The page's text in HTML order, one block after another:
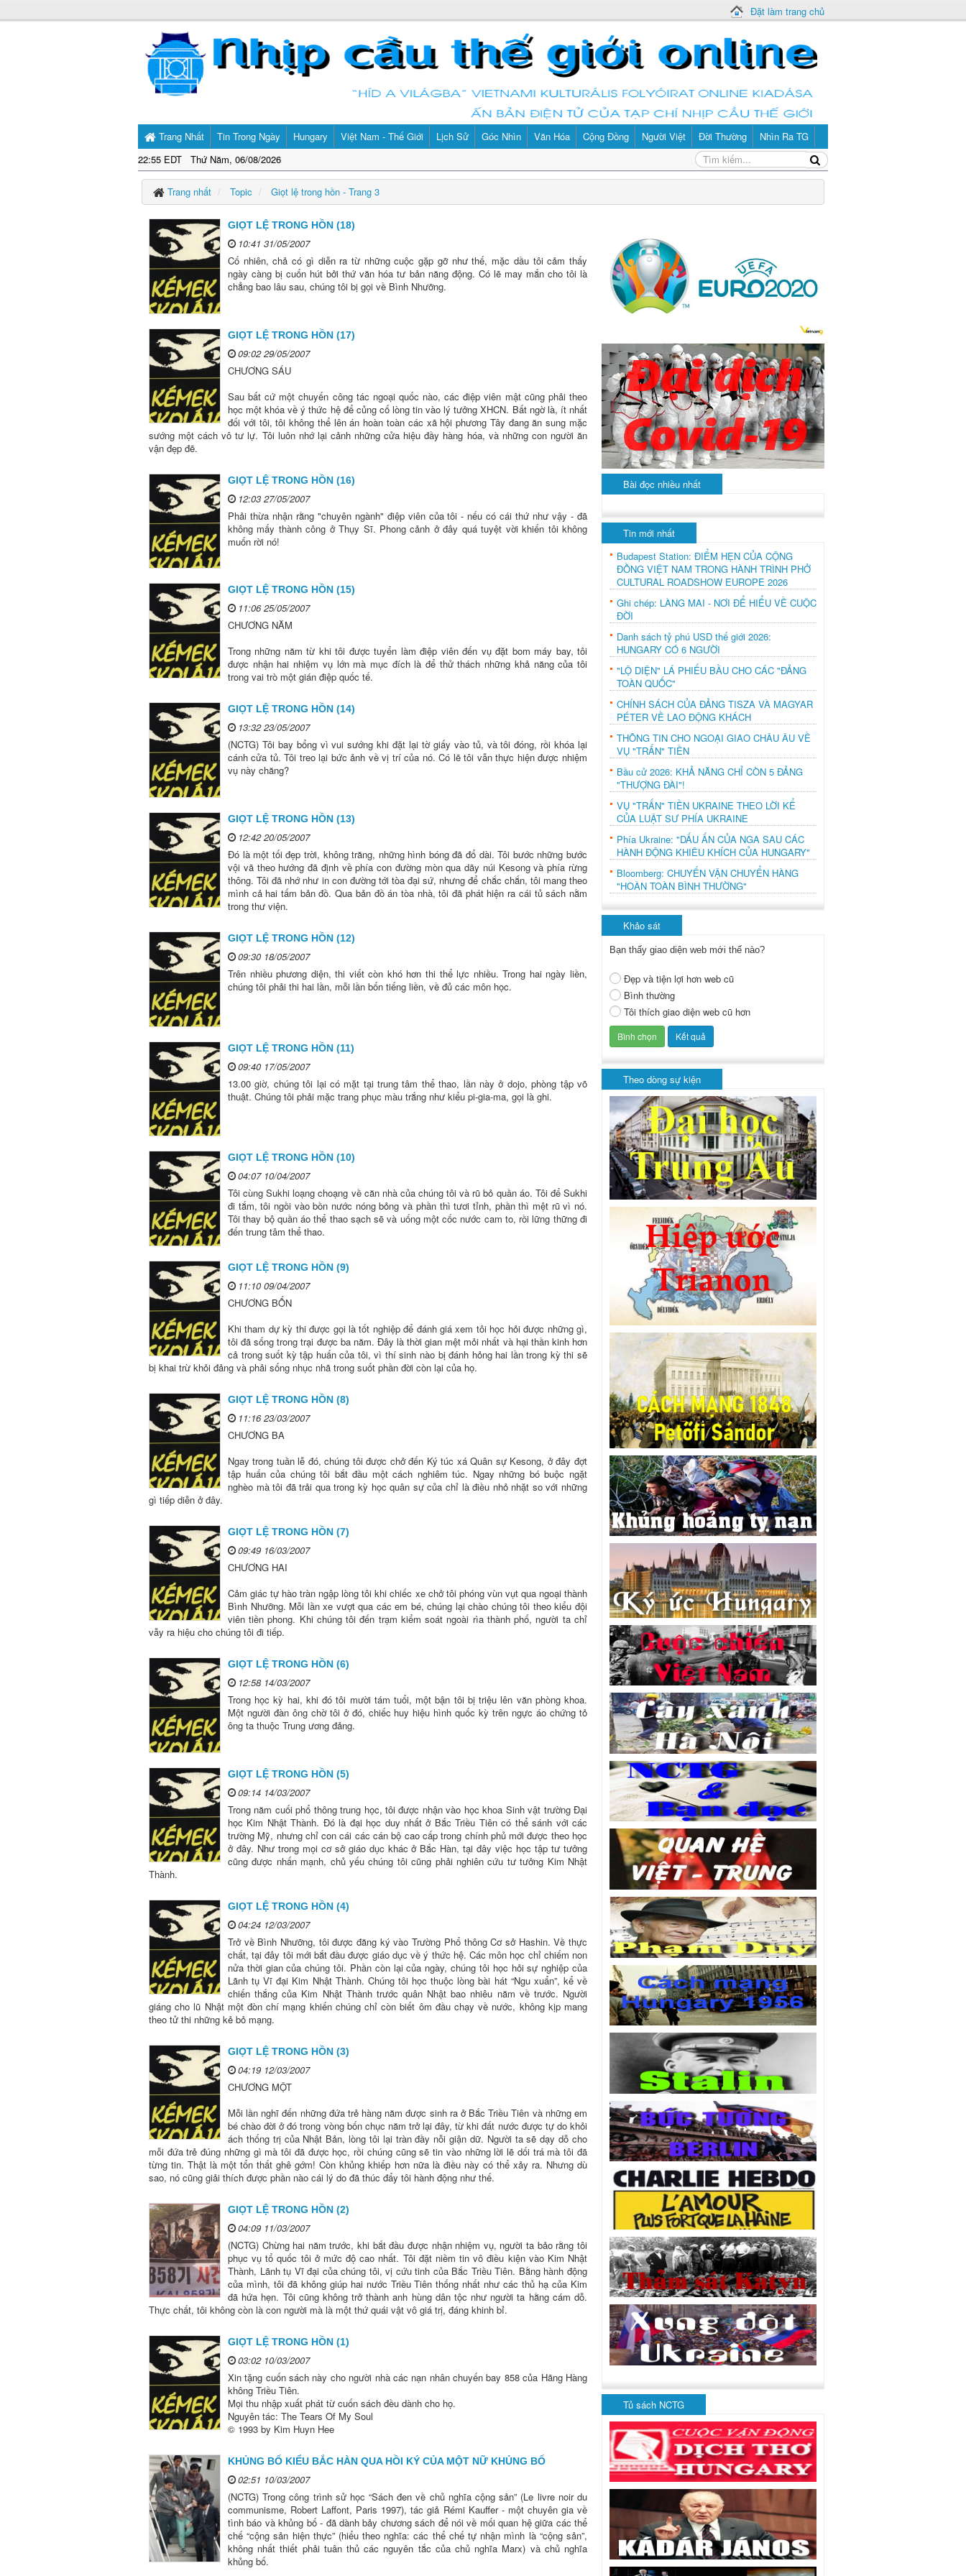
Đặt làm trang chủ
Trang Nhất
22:55 EDT Thứ Năm, 06/08/2026
Tin Trong Ngày Hungary Việt Nam - Thế Giới Lịch Sử Góc Nhìn Văn Hóa Cộng Đồng Người Việt Đời Thường Nhìn Ra TG
Trang nhất Topic Giọt lệ trong hồn - Trang 3
GIỌT LỆ TRONG HỒN (18)
10:41 31/05/2007
Cố nhiên, chả có gì diễn ra từ những cuộc gặp gỡ như thế, mặc dầu tôi cảm thấy
ngày càng bị cuốn hút bởi thứ văn hóa tư bản năng động. Có lẽ may mắn cho tôi là
chẳng bao lâu sau, chúng tôi bị gọi về Bình Nhưỡng.
GIỌT LỆ TRONG HỒN (17)
09:02 29/05/2007
CHƯƠNG SÁU
Sau bất cứ một chuyến công tác ngoại quốc nào, các điệp viên mật cũng phải theo
học một khóa về ý thức hệ để củng cố lòng tin vào lý tưởng XHCN. Bất ngờ là, ít nhất
đối với tôi, tôi không thể lên án hoàn toàn các xã hội phương Tây đang ăn sung mặc
sướng một cách vô tư lự. Tôi luôn nhớ lại cảnh những cửa hiệu đầy hàng hóa, và những con người ăn
vận đẹp đẽ.
GIỌT LỆ TRONG HỒN (16)
12:03 27/05/2007
Phải thừa nhận rằng "chuyên ngành" điệp viên của tôi - nếu có cái thứ như vậy - đã
không mấy thành công ở Thụy Sĩ. Phong cảnh ở đây quá tuyệt vời khiến tôi không
muốn rời nó!
GIỌT LỆ TRONG HỒN (15)
11:06 25/05/2007
CHƯƠNG NĂM
Trong những năm từ khi tôi được tuyển làm điệp viên đến vụ đặt bom máy bay, tôi
được nhận hai nhiệm vụ lớn mà mục đích là để thử thách những khả năng của tôi
trong vai trò một gián điệp quốc tế.
GIỌT LỆ TRONG HỒN (14)
13:32 23/05/2007
(NCTG) Tôi bay bổng vì vui sướng khi đặt lại tờ giấy vào tủ, và tôi đóng, rồi khóa lại
cánh cửa tủ. Tôi treo lại bức ảnh về vị trí của nó. Có lẽ tôi vẫn thực hiện được nhiệm
vụ này chăng?
GIỌT LỆ TRONG HỒN (13)
12:42 20/05/2007
Đó là một tối đẹp trời, không trăng, những hình bóng đã đổ dài. Tôi bước những bước
vội vã theo hướng đã định về phía con đường mòn qua dãy núi Kesong và phía rừng
thông. Tôi đã nhớ như in con đường tới tòa đại sứ, nhưng để chắc chắn, tôi mang theo
mình cả hai tấm bản đồ. Qua bản đồ án tòa nhà, tôi đã phát hiện ra cái tủ sách nằm
trong thư viện.
GIỌT LỆ TRONG HỒN (12)
09:30 18/05/2007
Trên nhiều phương diện, thi viết còn khó hơn thi thể lực nhiều. Trong hai ngày liền,
chúng tôi phải thi hai lần, mỗi lần bốn tiếng liền, về đủ các môn học.
GIỌT LỆ TRONG HỒN (11)
09:40 17/05/2007
13.00 giờ, chúng tôi lại có mặt tại trung tâm thể thao, lần này ở dojo, phòng tập võ
thuật. Chúng tôi phải mặc trang phục màu trắng như kiểu pi-gia-ma, gọi là ghi.
GIỌT LỆ TRONG HỒN (10)
04:07 10/04/2007
Tôi cùng Sukhi loạng choạng về căn nhà của chúng tôi và rũ bỏ quần áo. Tôi để Sukhi
đi tắm, tôi ngồi vào bồn nước nóng bỏng và phần thì tươi tỉnh, phần thì mệt rũ vì nó.
Tôi thay bộ quần áo thể thao sạch sẽ và uống một cốc nước cam to, rồi lững thững đi
đến trung tâm thể thao.
GIỌT LỆ TRONG HỒN (9)
11:10 09/04/2007
CHƯƠNG BỐN
Khi tham dự kỳ thi được gọi là tốt nghiệp để đánh giá xem tôi học hỏi được những gì,
tôi đã sống trong trại được ba năm. Đây là thời gian mệt mỏi nhất và hại thần kinh hơn
cả trong suốt kỳ tập huấn của tôi, vì thí sinh nào bị đánh hỏng hai lần trong kỳ thi sẽ
bị khai trừ khỏi đảng và phải sống nhục nhã trong suốt phần đời còn lại của họ.
GIỌT LỆ TRONG HỒN (8)
11:16 23/03/2007
CHƯƠNG BA
Ngay trong tuần lễ đó, chúng tôi được chở đến Ký túc xá Quân sự Kesong, ở đây đợt
tập huấn của chúng tôi bắt đầu một cách nghiêm túc. Ngay những bó buộc ngặt
nghèo mà tôi đã trải qua trong kỳ học quân sự của chỉ là điều nhỏ nhặt so với những
gì tiếp diễn ở đây.
GIỌT LỆ TRONG HỒN (7)
09:49 16/03/2007
CHƯƠNG HAI
Cảm giác tự hào tràn ngập lòng tôi khi chiếc xe chở tôi phóng vùn vụt qua ngoại thành
Bình Nhưỡng. Mỗi lần xe vượt qua các em bé, chúng lại chào chúng tôi theo kiểu đội
viên tiền phong. Khi chúng tôi đến trạm kiểm soát ngoài rìa thành phố, người ta chỉ
vẫy ra hiệu cho chúng tôi đi tiếp.
GIỌT LỆ TRONG HỒN (6)
12:58 14/03/2007
Trong học kỳ hai, khi đó tôi mười tám tuổi, một bận tôi bị triệu lên văn phòng khoa.
Một người đàn ông chờ tôi ở đó, chiếc huy hiệu hình quốc kỳ trên ngực áo chứng tỏ
ông ta thuộc Trung ương đảng.
GIỌT LỆ TRONG HỒN (5)
09:14 14/03/2007
Trong năm cuối phổ thông trung học, tôi được nhận vào học khoa Sinh vật trường Đại
học Kim Nhật Thành. Đó là đại học duy nhất ở Bắc Triều Tiên có thể sánh với các
trường Mỹ, nhưng chỉ con cái các cán bộ cao cấp trong chính phủ mới được theo học
ở đây. Như trong mọi cơ sở giáo dục khác ở Bắc Hàn, tại đây việc học tập tư tưởng
cũng được nhấn mạnh, chủ yếu chúng tôi cũng phải nghiên cứu tư tưởng Kim Nhật
Thành.
GIỌT LỆ TRONG HỒN (4)
04:24 12/03/2007
Trở về Bình Nhưỡng, tôi được đăng ký vào Trường Phổ thông Cơ sở Hashin. Về thực
chất, tại đây tôi mới bắt đầu được giáo dục về ý thức hệ. Các môn học chỉ chiếm non
nửa thời gian của chúng tôi. Phần còn lại của ngày, chúng tôi học hỏi sự nghiệp của
Lãnh tụ Vĩ đại Kim Nhật Thành. Chúng tôi học thuộc lòng bài hát “Ngu xuẩn”, kể về
chiến thắng của Kim Nhật Thành trước quân Nhật bao nhiêu năm về trước. Người
giáng cho lũ Nhật một đòn chí mạng khiến chúng chỉ còn biết ôm đầu chạy về nước, không kịp mang
theo tử thi những kẻ bỏ mạng.
GIỌT LỆ TRONG HỒN (3)
04:19 12/03/2007
CHƯƠNG MỘT
Mỗi lần nghĩ đến những đứa trẻ hàng năm được sinh ra ở Bắc Triều Tiên và những em
bé chào đời ở đó trong vòng bốn chục năm trở lại đây, từ khi đất nước được tự do khỏi
ách thống trị của Nhật Bản, lòng tôi lại tràn đầy nỗi giận dữ. Người ta sẽ dạy dỗ cho
mỗi đứa trẻ đúng những gì mà tôi đã được học, rồi chúng cũng sẽ tin vào những lời lẽ dối trá mà tôi đã
từng tin. Thật là một tổn thất ghê gớm! Còn khủng khiếp hơn nữa là điều này có thể xảy ra. Nhưng dù
sao, nó cũng giải thích được phần nào cái lý do đã thúc đẩy tôi hành động như thế.
GIỌT LỆ TRONG HỒN (2)
04:09 11/03/2007
(NCTG) Chừng hai năm trước, khi bắt đầu được nhận nhiệm vụ, người ta bảo rằng tôi
phục vụ tổ quốc tôi ở mức độ cao nhất. Tôi đặt niềm tin vô điều kiện vào Kim Nhật
Thành, Lãnh tụ Vĩ đại của chúng tôi, vị cứu tinh của Bắc Triều Tiên. Bằng hành động
của mình, tôi đã không giúp hai nước Triều Tiên thống nhất như các thủ hạ của Kim
đã hứa hẹn. Tôi cũng không trở thành anh hùng dân tộc như người ta hằng cám dỗ.
Thực chất, tôi không còn là con người mà là một thứ quái vật vô giá trị, đáng khinh bỉ.
GIỌT LỆ TRONG HỒN (1)
03:02 10/03/2007
Xin tặng cuốn sách này cho người nhà các nạn nhân chuyến bay 858 của Hãng Hàng
không Triều Tiên.
Mọi thu nhập xuất phát từ cuốn sách đều dành cho họ.
Nguyên tác: The Tears Of My Soul
© 1993 by Kim Huyn Hee
KHỦNG BỐ KIỂU BẮC HÀN QUA HỒI KÝ CỦA MỘT NỮ KHỦNG BỐ
02:51 10/03/2007
(NCTG) Trong công trình sử học “Sách đen về chủ nghĩa cộng sản” (Le livre noir du
communisme, Robert Laffont, Paris 1997), tác giả Rémi Kauffer - một chuyên gia về
tình báo và khủng bố - đã dành bảy chương sách để nói về mối quan hệ giữa các thể
chế “cộng sản hiện thực” (hiểu theo nghĩa: các thể chế tự nhận mình là “cộng sản”,
không nhất thiết phải tuân thủ các nguyên tắc của chủ nghĩa Marx) và chủ nghĩa
khủng bố.
Bài đọc nhiều nhất
Tin mới nhất
Budapest Station: ĐIỂM HẸN CỦA CỘNG
ĐỒNG VIỆT NAM TRONG HÀNH TRÌNH PHỞ
CULTURAL ROADSHOW EUROPE 2026
Ghi chép: LÀNG MAI - NƠI ĐỂ HIỂU VỀ CUỘC
ĐỜI
Danh sách tỷ phú USD thế giới 2026:
HUNGARY CÓ 6 NGƯỜI
"LỘ DIỆN" LÁ PHIẾU BẦU CHO CÁC "ĐẢNG
TOÀN QUỐC"
CHÍNH SÁCH CỦA ĐẢNG TISZA VÀ MAGYAR
PÉTER VỀ LAO ĐỘNG KHÁCH
THÔNG TIN CHO NGOẠI GIAO CHÂU ÂU VỀ
VỤ "TRẤN" TIỀN
Bầu cử 2026: KHẢ NĂNG CHỈ CÒN 5 ĐẢNG
"THƯỢNG ĐÀI"!
VỤ "TRẤN" TIỀN UKRAINE THEO LỜI KỂ
CỦA LUẬT SƯ PHÍA UKRAINE
Phía Ukraine: "DẤU ẤN CỦA NGA SAU CÁC
HÀNH ĐỘNG KHIÊU KHÍCH CỦA HUNGARY"
Bloomberg: CHUYẾN VẬN CHUYỂN HÀNG
"HOÀN TOÀN BÌNH THƯỜNG"
Khảo sát
Bạn thấy giao diện web mới thế nào?
Đẹp và tiện lợi hơn web cũ
Bình thường
Tôi thích giao diện web cũ hơn
Theo dòng sự kiện
Tủ sách NCTG